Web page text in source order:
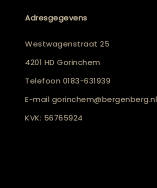
Adresgegevens
Westwagenstraat 25
4201 HD Gorinchem
Telefoon 0183-631939
E-mail gorinchem@bergenberg.nl
KVK: 56765924